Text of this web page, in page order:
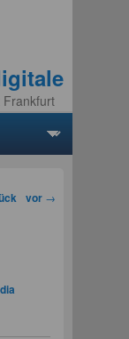
Frankfurt
vor →